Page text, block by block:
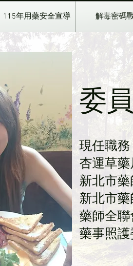
115年用藥安全宣導 解毒密碼
委
現任職務
杏運草
新北市
新北市
藥師全
藥事照